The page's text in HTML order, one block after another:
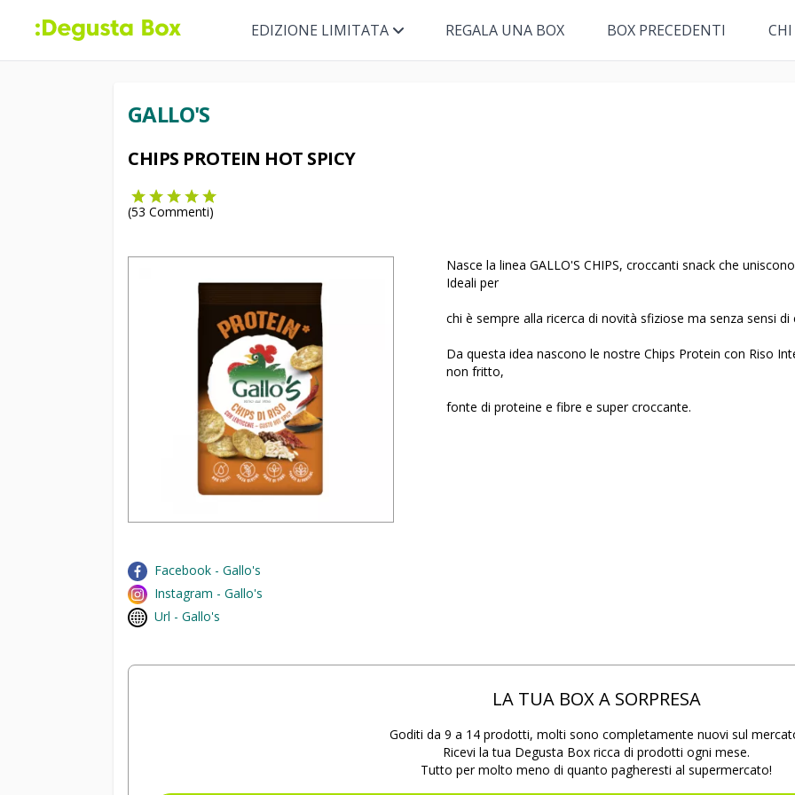
EDIZIONE LIMITATA REGALA UNA BOX BOX PRECEDENTI
GALLO'S
CHIPS PROTEIN HOT SPICY
(53 Commenti)
Nasce la linea GALLO'S CHIPS, croccanti snack che
Ideali per
chi è sempre alla ricerca di novità sfiziose ma senza sensi
Da questa idea nascono le nostre Chips Protein con Riso
non fritto,
fonte di proteine e fibre e super croccante.
Facebook - Gallo's
Instagram - Gallo's
Url - Gallo's
LA TUA BOX A SORPRESA
Goditi da 9 a 14 prodotti, molti sono completamente nuovi sul
Ricevi la tua Degusta Box ricca di prodotti ogni mese.
Tutto per molto meno di quanto pagheresti al supermercato!